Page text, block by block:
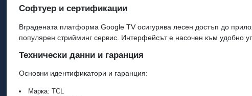
Софтуер и сертификации
Вградената платформа Google TV осигурява лесен достъп до
популярeн стрийминг сервис. Интерфейсът е насочен към удобно
Технически данни и гаранция
Основни идентификатори и гаранция:
Марка: TCL